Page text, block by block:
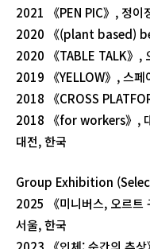
2021 《PEN PIC》, 정이
2020 《(plant based)
2020 《TABLE TALK》,
2019 《YELLOW》, 스페
2018 《CROSS
2018 《for workers》,
대전, 한국
Group Exhibition
2025 《미니버스, 오르트
서울, 한국